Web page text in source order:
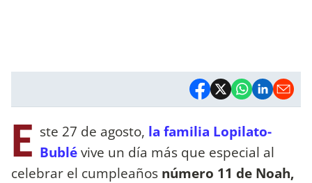
E ste 27 de agosto, la familia Lopilato-
Bublévive un día más que especial al
celebrar el cumpleaños número 11 de Noah,